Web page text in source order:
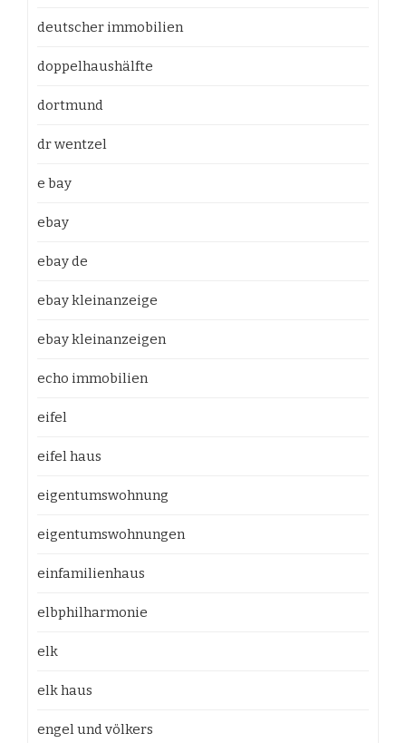
deutscher immobilien
doppelhaushälfte
dortmund
dr wentzel
e bay
ebay
ebay de
ebay kleinanzeige
ebay kleinanzeigen
echo immobilien
eifel
eifel haus
eigentumswohnung
eigentumswohnungen
einfamilienhaus
elbphilharmonie
elk
elk haus
engel und völkers